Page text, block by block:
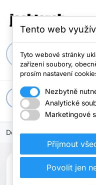
apps
Domů
Previous
Tento web
Tyto webové stránky
zařízení soubory,
prosím nastavení
Nezbytně
Analytické
Marketingové
Přijmout
Povolit jen